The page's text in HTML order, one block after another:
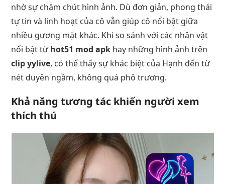
nhờ sự chăm chút hình ảnh. Dù đơn giản, phong thái
tự tin và linh hoạt của cô vẫn giúp cô nổi bật giữa
nhiều gương mặt khác. Khi so sánh với các nhân vật
nổi bật từhot51 mod apk hay những hình ảnh trên
clip yylive, có thể thấy sự khác biệt của Hạnh đến từ
nét duyên ngầm, không quá phô trương.
Khả năng tương tác khiến người xem
thích thú